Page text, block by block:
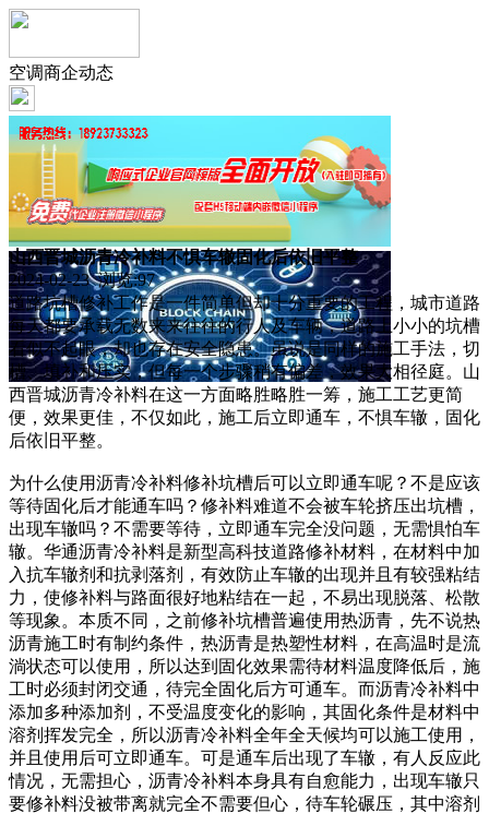
空调商企动态
山西晋城沥青冷补料不惧车辙固化后依旧平整
2024-02-23 浏览:97
道路坑槽修补工作是一件简单但却十分重要的工程，城市道路
每天都要承载无数来来往往的行人及车辆，道路上小小的坑槽
看似不起眼，却也存在安全隐患。虽说是同样的施工手法，切
槽、填补和压实，但每一个步骤稍有偏差，效果大相径庭。山
西晋城沥青冷补料在这一方面略胜略胜一筹，施工工艺更简
便，效果更佳，不仅如此，施工后立即通车，不惧车辙，固化
后依旧平整。
为什么使用沥青冷补料修补坑槽后可以立即通车呢？不是应该
等待固化后才能通车吗？修补料难道不会被车轮挤压出坑槽，
出现车辙吗？不需要等待，立即通车完全没问题，无需惧怕车
辙。华通沥青冷补料是新型高科技道路修补材料，在材料中加
入抗车辙剂和抗剥落剂，有效防止车辙的出现并且有较强粘结
力，使修补料与路面很好地粘结在一起，不易出现脱落、松散
等现象。本质不同，之前修补坑槽普遍使用热沥青，先不说热
沥青施工时有制约条件，热沥青是热塑性材料，在高温时是流
淌状态可以使用，所以达到固化效果需待材料温度降低后，施
工时必须封闭交通，待完全固化后方可通车。而沥青冷补料中
添加多种添加剂，不受温度变化的影响，其固化条件是材料中
溶剂挥发完全，所以沥青冷补料全年全天候均可以施工使用，
并且使用后可立即通车。可是通车后出现了车辙，有人反应此
情况，无需担心，沥青冷补料本身具有自愈能力，出现车辙只
要修补料没被带离就完全不需要但心，待车轮碾压，其中溶剂